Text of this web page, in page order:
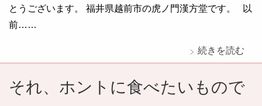
とうございます。 福井県越前市の虎ノ門漢方堂です。 以
前……
続きを読む
それ、ホントに食べたいもので